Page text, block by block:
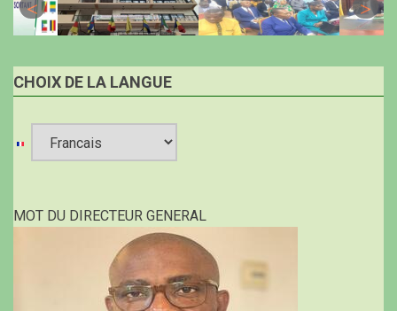
CHOIX DE LA LANGUE
language
MOT DU DIRECTEUR GENERAL